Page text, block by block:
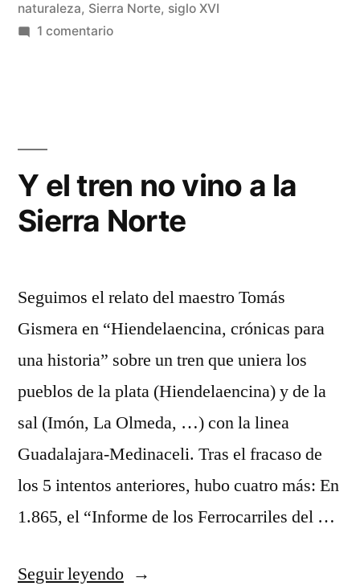
naturaleza, Sierra Norte, siglo XVI
1 comentarioen
Y el tren no vino a la
Sierra Norte
Seguimos el relato del maestro Tomás
Gismera en “Hiendelaencina, crónicas para
una historia” sobre un tren que uniera los
pueblos de la plata (Hiendelaencina) y de la
sal (Imón, La Olmeda, …) con la linea
Guadalajara-Medinaceli. Tras el fracaso de
los 5 intentos anteriores, hubo cuatro más: En
1.865, el “Informe de los Ferrocarriles del …
Seguir leyendo«Y